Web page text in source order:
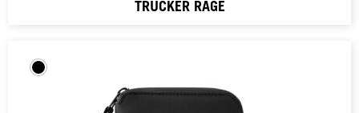
TRUCKER RAGE